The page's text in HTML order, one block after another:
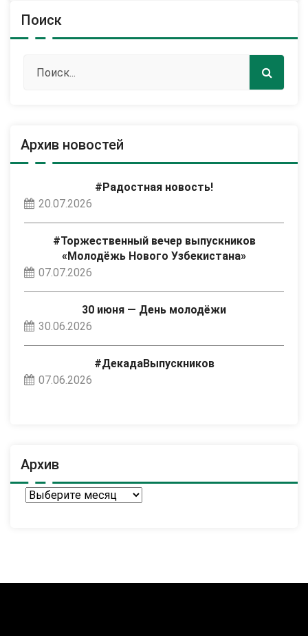
Поиск
Архив новостей
#Радостная новость!
20.07.2026
#Торжественный вечер выпускников
«Молодёжь Нового Узбекистана»
07.07.2026
30 июня — День молодёжи
30.06.2026
#ДекадаВыпускников
07.06.2026
Архив
Архив